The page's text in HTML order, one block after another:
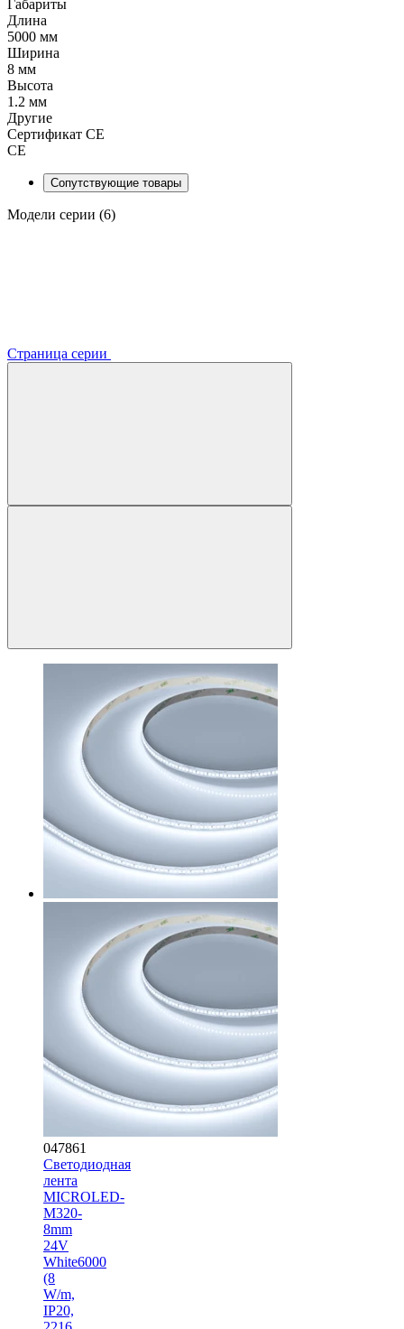
Габариты
Длина
5000 мм
Ширина
8 мм
Высота
1.2 мм
Другие
Сертификат CE
CE
Сопутствующие товары
Модели серии (6)
Страница серии
047861
Светодиодная
лента
MICROLED-
M320-
8mm
24V
White6000
(8
W/m,
IP20,